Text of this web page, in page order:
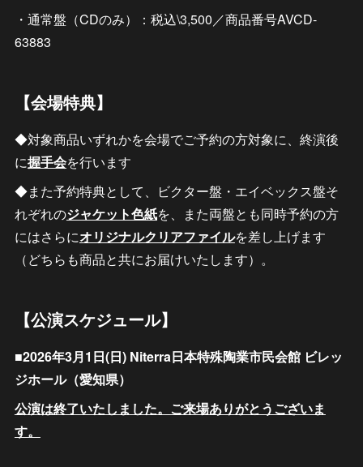
・通常盤（CDのみ）：税込\3,500／商品番号AVCD-
63883
【会場特典】
◆対象商品いずれかを会場でご予約の方対象に、終演後
に握手会を行います
◆また予約特典として、ビクター盤・エイベックス盤そ
れぞれのジャケット色紙を、また両盤とも同時予約の方
にはさらにオリジナルクリアファイルを差し上げます
（どちらも商品と共にお届けいたします）。
【公演スケジュール】
■2026年3月1日(日) Niterra⽇本特殊陶業市⺠会館 ビレッ
ジホール（愛知県）
公演は終了いたしました。ご来場ありがとうございま
す。